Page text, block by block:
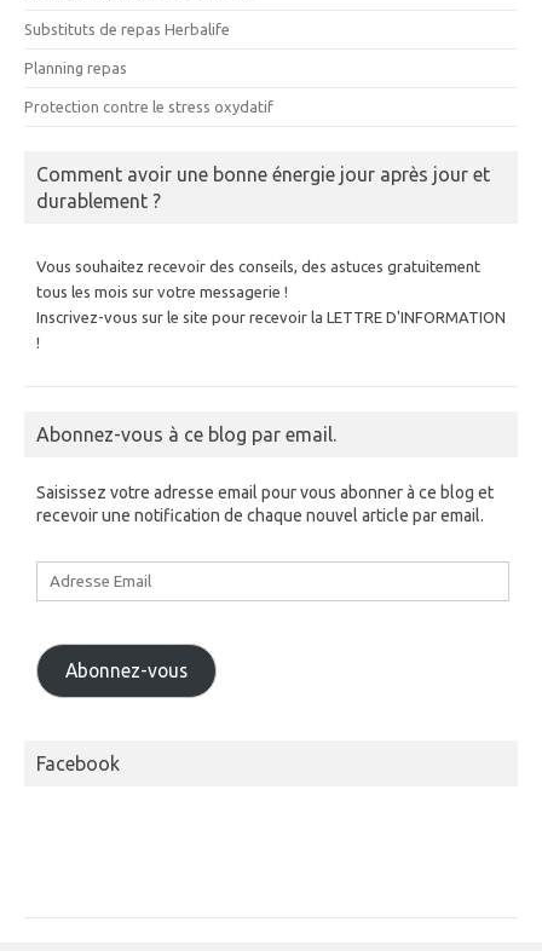
Substituts de repas Herbalife
Planning repas
Protection contre le stress oxydatif
Comment avoir une bonne énergie jour après jour et
durablement ?
Vous souhaitez recevoir des conseils, des astuces gratuitement
tous les mois sur votre messagerie !
Inscrivez-vous sur le site pour recevoir la LETTRE D'INFORMATION
!
Abonnez-vous à ce blog par email.
Saisissez votre adresse email pour vous abonner à ce blog et
recevoir une notification de chaque nouvel article par email.
Adresse
Email
Abonnez-vous
Facebook